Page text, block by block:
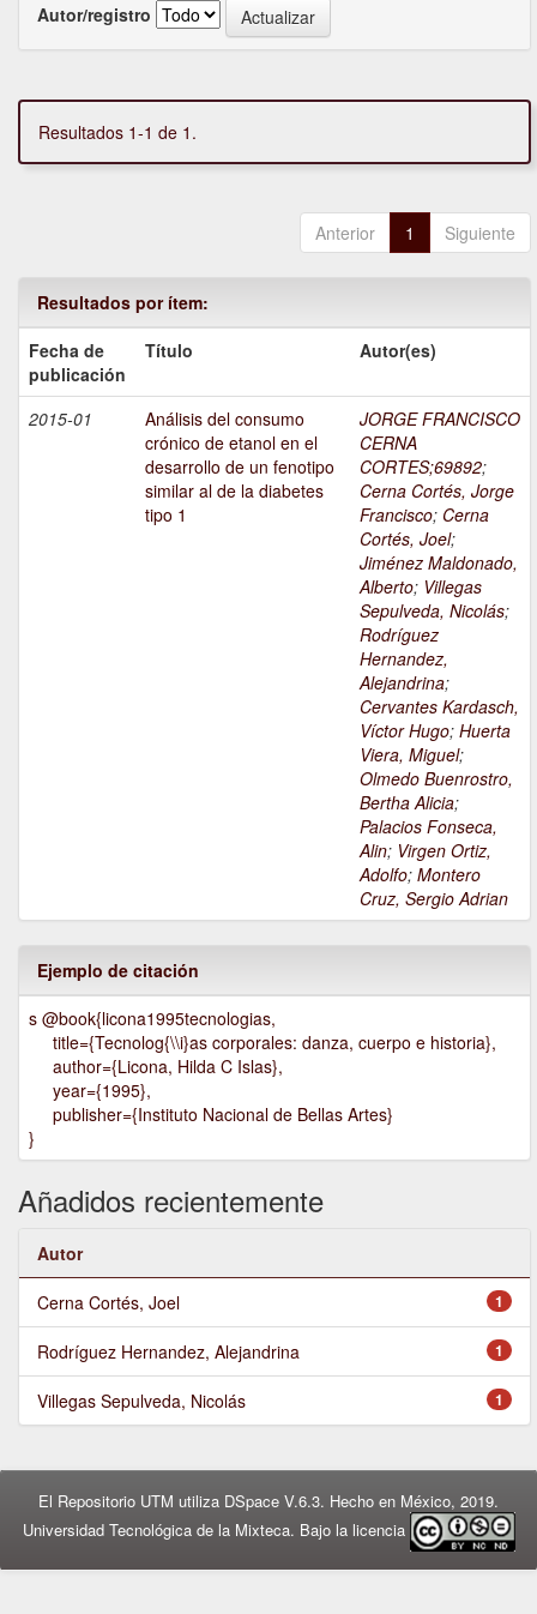
Autor/registro
Resultados 1-1 de 1.
Anterior 1 Siguiente
Resultados por ítem:
Fecha de
publicación
Título Autor(es)
2015-01
Análisis del consumo
crónico de etanol en el
desarrollo de un fenotipo
similar al de la diabetes
tipo 1
JORGE FRANCISCO
CERNA
CORTES;69892;
Cerna Cortés, Jorge
Francisco; Cerna
Cortés, Joel;
Jiménez Maldonado,
Alberto; Villegas
Sepulveda, Nicolás;
Rodríguez
Hernandez,
Alejandrina;
Cervantes Kardasch,
Víctor Hugo; Huerta
Viera, Miguel;
Olmedo Buenrostro,
Bertha Alicia;
Palacios Fonseca,
Alin; Virgen Ortiz,
Adolfo; Montero
Cruz, Sergio Adrian
Ejemplo de citación
s @book{licona1995tecnologias,
title={Tecnolog{\\i}as corporales: danza, cuerpo e historia},
author={Licona, Hilda C Islas},
year={1995},
publisher={Instituto Nacional de Bellas Artes}
}
Añadidos recientemente
Autor
1
Cerna Cortés, Joel
1
Rodríguez Hernandez, Alejandrina
1
Villegas Sepulveda, Nicolás
El Repositorio UTM utiliza DSpace V.6.3. Hecho en México, 2019.
Universidad Tecnológica de la Mixteca. Bajo la licencia